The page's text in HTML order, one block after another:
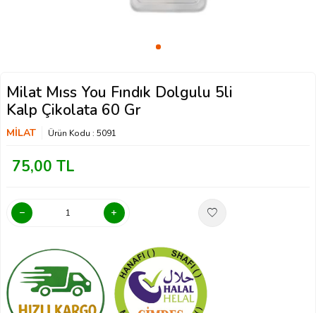
Milat Mıss You Fındık Dolgulu 5li
Kalp Çikolata 60 Gr
MİLAT Ürün Kodu : 5091
75,00 TL